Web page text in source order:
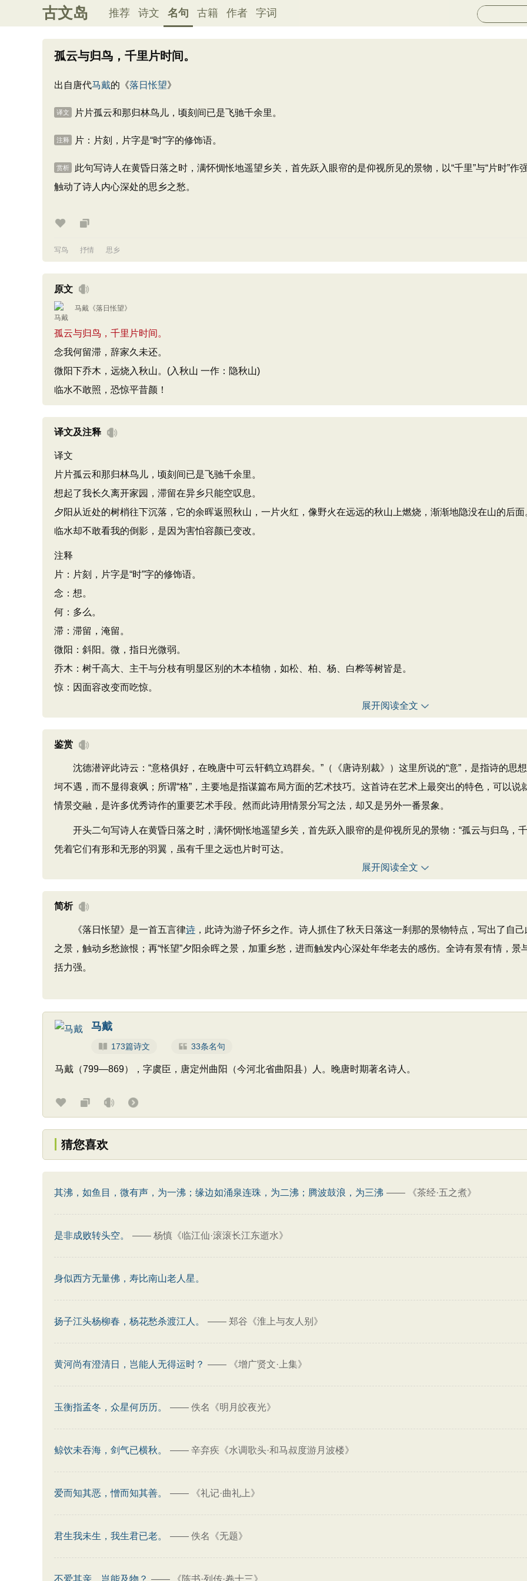
古文岛 推荐 诗文 名句 古籍 作者 字词
孤云与归鸟，千里片时间。
出自唐代马戴的《落日怅望》
译文 片片孤云和那归林鸟儿，顷刻间已是飞驰千余里。
注释 片：片刻，片字是“时”字的修饰语。
赏析
此句写诗人在黄昏日落之时，满怀惆怅地遥望乡关，首先跃入眼帘的是仰视所见的景物，以“千里”与“片时”
触动了诗人内心深处的思乡之愁。
写鸟 抒情 思乡
原文
马戴 《落日怅望》
孤云与归鸟，千里片时间。
念我何留滞，辞家久未还。
微阳下乔木，远烧入秋山。(入秋山 一作：隐秋山)
临水不敢照，恐惊平昔颜！
译文及注释
译文
片片孤云和那归林鸟儿，顷刻间已是飞驰千余里。
想起了我长久离开家园，滞留在异乡只能空叹息。
夕阳从近处的树梢往下沉落，它的余晖返照秋山，一片火红，像野火在远远的秋山上燃烧，渐渐地隐没在山的后面
临水却不敢看我的倒影，是因为害怕容颜已变改。
注释
片：片刻，片字是“时”字的修饰语。
念：想。
何：多么。
滞：滞留，淹留。
微阳：斜阳。微，指日光微弱。
乔木：树千高大、主干与分枝有明显区别的木本植物，如松、柏、杨、白桦等树皆是。
惊：因面容改变而吃惊。
展开阅读全文
鉴赏
沈德潜评此诗云：“意格俱好，在晚唐中可云轩鹤立鸡群矣。”（《唐诗别裁》）这里所说的“意”，是指诗的思
坷不遇，而不显得衰飒；所谓“格”，主要地是指谋篇布局方面的艺术技巧。这首诗在艺术上最突出的特色，可以
情景交融，是许多优秀诗作的重要艺术手段。然而此诗用情景分写之法，却又是另外一番景象。
开头二句写诗人在黄昏日落之时，满怀惆怅地遥望乡关，首先跃入眼帘的是仰视所见的景物：“孤云与归鸟，
凭着它们有形和无形的羽翼，虽有千里之远也片时可达。
展开阅读全文
简析
《落日怅望》是一首五言律诗 ，此诗为游子怀乡之作。诗人抓住了秋天日落这一刹那的景物特点，写出了自
之景，触动乡愁旅恨；再“怅望”夕阳余晖之景，加重乡愁，进而触发内心深处年华老去的感伤。全诗有景有情，
括力强。
马戴
173篇诗文 33条名句
马戴（799—869），字虞臣，唐定州曲阳（今河北省曲阳县）人。晚唐时期著名诗人。
猜您喜欢
其沸，如鱼目，微有声，为一沸；缘边如涌泉连珠，为二沸；腾波鼓浪，为三沸 —— 《茶经·五之煮》
是非成败转头空。 —— 杨慎《临江仙·滚滚长江东逝水》
身似西方无量佛，寿比南山老人星。
扬子江头杨柳春，杨花愁杀渡江人。 —— 郑谷《淮上与友人别》
黄河尚有澄清日，岂能人无得运时？ —— 《增广贤文·上集》
玉衡指孟冬，众星何历历。 —— 佚名《明月皎夜光》
鲸饮未吞海，剑气已横秋。 —— 辛弃疾《水调歌头·和马叔度游月波楼》
爱而知其恶，憎而知其善。 —— 《礼记·曲礼上》
君生我未生，我生君已老。 —— 佚名《无题》
不爱其亲，岂能及物？ —— 《陈书·列传·卷十三》